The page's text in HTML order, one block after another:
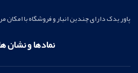
پاور یدک دارای چندین انبار و فروشگاه با
نمادها و نشان